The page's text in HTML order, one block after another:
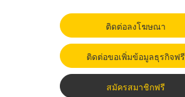
ติดต่อลงโฆษณา
ติดต่อขอเพิ่มข้อมูลธุรกิจฟรี
สมัครสมาชิกฟรี